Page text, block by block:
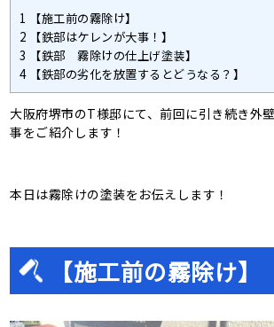
1 【施工前の霧除け】
2 【鉄部はケレンが大事！】
3 【鉄部 霧除けの仕上げ塗装】
4【鉄部の劣化を放置するとどうなる？】
大阪府堺市のT様邸にて、前回に引き続き外
事をご紹介します！
本日は霧除けの塗装をお伝えします！
【施工前の霧除け】